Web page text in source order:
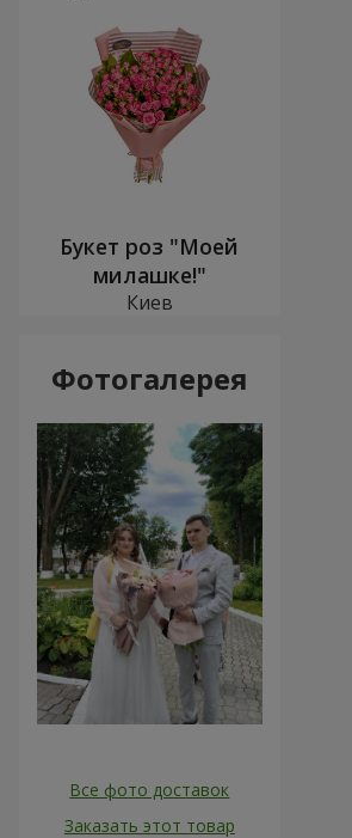
Букет роз "Моей
милашке!"
Киев
Фотогалерея
Все фото доставок
Заказать этот товар